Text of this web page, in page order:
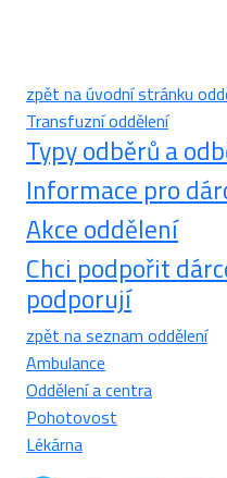
zpět na úvodní stránku
Transfuzní oddělení
Typy odběrů a
Informace pro
Akce oddělení
Chci podpořit
podporují
zpět na seznam oddělení
Ambulance
Oddělení a centra
Pohotovost
Lékárna